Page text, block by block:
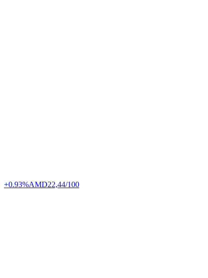
+0.93%AMD22,44/100